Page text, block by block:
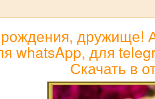
дружище!
whatsApp, для
Скачать в